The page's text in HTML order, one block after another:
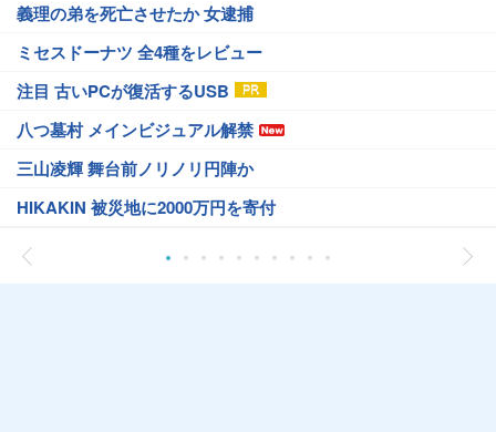
義理の弟を死亡させたか 女逮捕
ミセスドーナツ 全4種をレビュー
注目 古いPCが復活するUSB
八つ墓村 メインビジュアル解禁
三山凌輝 舞台前ノリノリ円陣か
HIKAKIN 被災地に2000万円を寄付